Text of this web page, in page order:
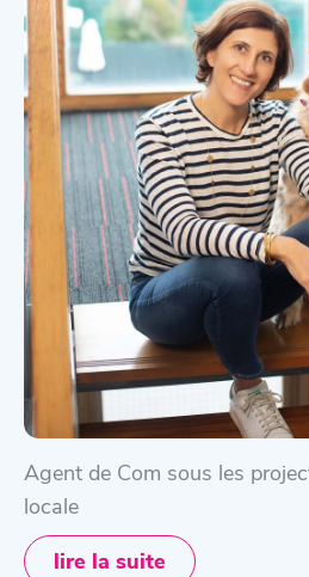
Agent de Com sous les
locale
lire la suite